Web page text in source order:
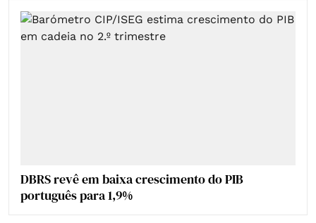
DBRS revê em baixa crescimento do PIB
português para 1,9%